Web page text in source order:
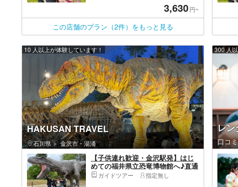
3,630円~
この店舗のプラン（2件）をもっと見る
HAKUSAN TRAVEL
石川県 金沢市・湯涌
10 人以上が体験しています！
【子供連れ歓迎・金沢駅発】はじ
めての福井県立恐竜博物館へ♪直通
送迎＆チケットの確約付き日帰り
ガイドツアー 指定無し
レン
口コ
300 人